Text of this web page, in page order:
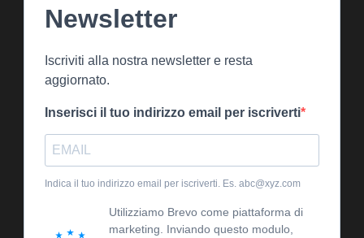
Newsletter
Iscriviti alla nostra newsletter e resta
aggiornato.
Inserisci il tuo indirizzo email per iscriverti
Indica il tuo indirizzo email per iscriverti. Es. abc@xyz.com
Utilizziamo Brevo come piattaforma di
marketing. Inviando questo modulo,